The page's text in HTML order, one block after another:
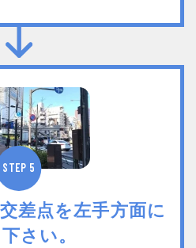
STEP 5
差点を左手方面に
さい。